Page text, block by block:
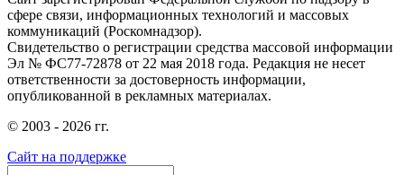
сфере связи, информационных технологий и массовых
коммуникаций (Роскомнадзор).
Свидетельство о регистрации средства массовой информации
Эл № ФС77-72878 от 22 мая 2018 года. Редакция не несет
ответственности за достоверность информации,
опубликованной в рекламных материалах.
© 2003 - 2026 гг.
Сайт на поддержке